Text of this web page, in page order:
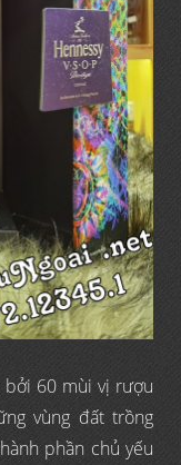
bởi 60 mùi vị rượu
vùng đất trồng
phần chủ yếu